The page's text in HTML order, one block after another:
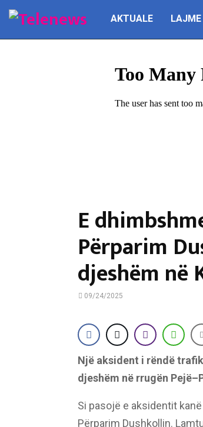
AKTUALE LAJME
E
Përparim
djeshëm në
09/24/2025
Një aksident i rëndë
djeshëm në rrugën
Si pasojë e aksidentit
Përparim Dushkollin.